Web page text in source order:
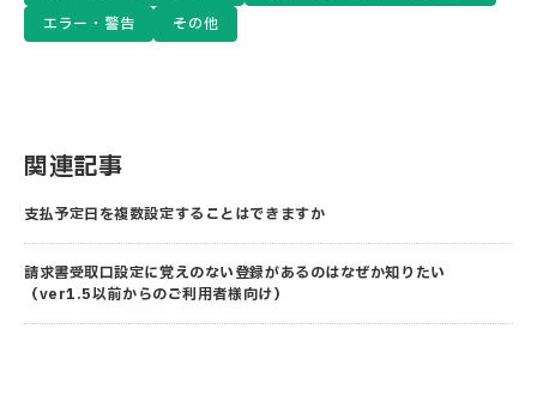
エラー・警告
その他
関連記事
支払予定日を複数設定することはできますか
請求書受取口設定に覚えのない登録があるのはなぜか知りたい
（ver1.5以前からのご利用者様向け）